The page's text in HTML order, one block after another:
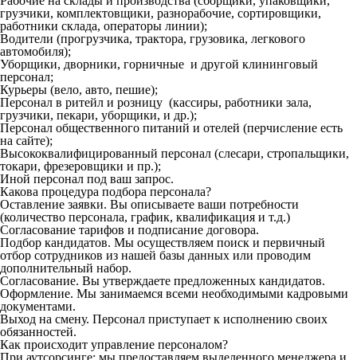
грузчики, комплектовщики, разнорабочие, сортировщики,
работники склада, операторы линии);
Водители (прогрузчика, трактора, грузовика, легкового
автомобиля);
Уборщики, дворники, горничные и другой клининговый
персонал;
Курьеры (вело, авто, пешие);
Персонал в ритейл и розницу (кассиры, работники зала,
грузчики, пекари, уборщики, и др.);
Персонал общественного питаний и отелей (перчисление есть
на сайте);
Высококвалифицированный персонал (слесари, стропальщики,
токари, фрезеровщики и пр.);
Иной персонал под ваш запрос.
Какова процедура подбора персонала?
Оставление заявки. Вы описываете ваши потребности
(количество персонала, график, квалификация и т.д.)
Согласование тарифов и подписание договора.
Подбор кандидатов. Мы осуществляем поиск и первичный
отбор сотрудников из нашей базы данных или проводим
дополнительный набор.
Согласование. Вы утверждаете предложенных кандидатов.
Оформление. Мы занимаемся всеми необходимыми кадровыми
документами.
Выход на смену. Персонал приступает к исполнению своих
обязанностей.
Как происходит управление персоналом?
При аутсорсинге: мы предоставляем выделенного менеджера и